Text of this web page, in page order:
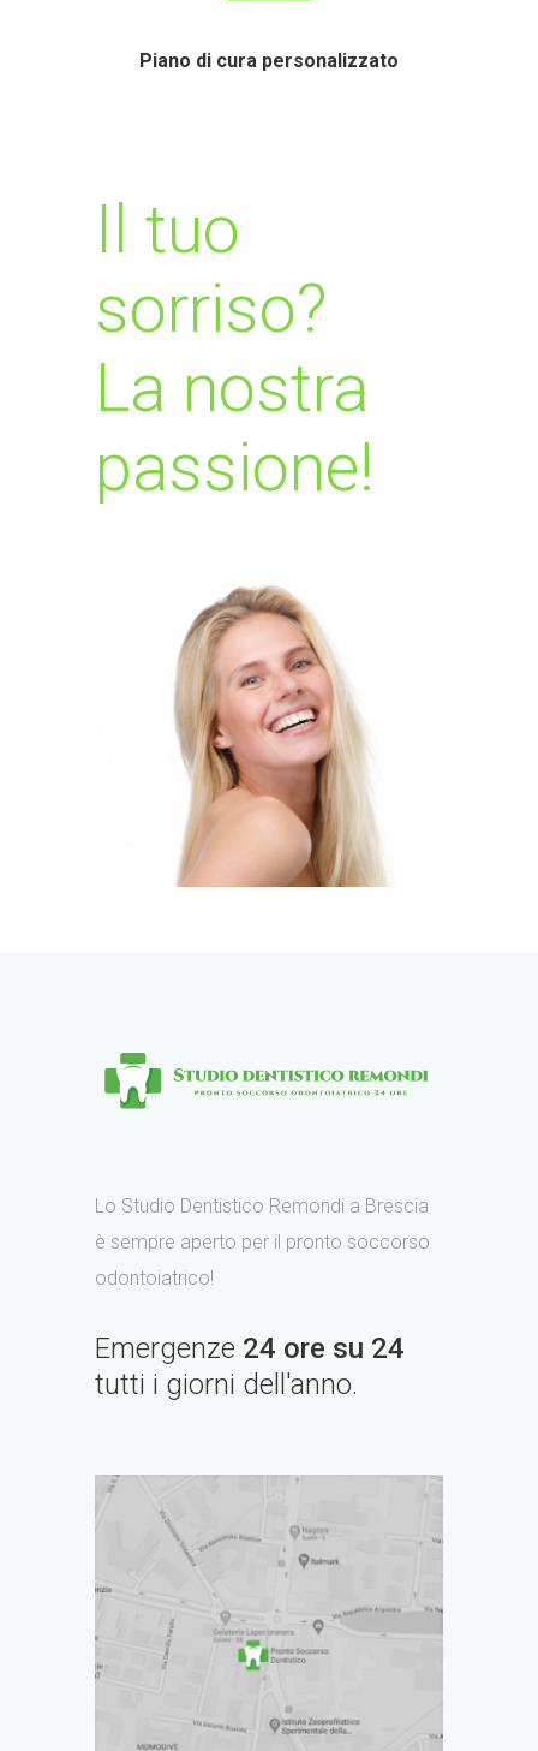
Piano di cura personalizzato
Il tuo
sorriso?
La nostra
passione!
Lo Studio Dentistico Remondi a Brescia
è sempre aperto per il pronto soccorso
odontoiatrico!
Emergenze 24 ore su 24
tutti i giorni dell'anno.